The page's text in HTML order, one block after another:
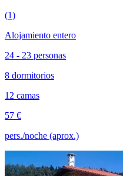
(1)
Alojamiento entero
24 - 23 personas
8 dormitorios
12 camas
57 €
pers./noche (aprox.)